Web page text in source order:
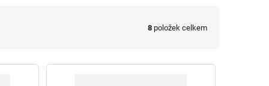
8 položek celkem